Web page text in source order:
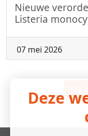
Nieuwe
Listeria
07 mei 2026
Deze